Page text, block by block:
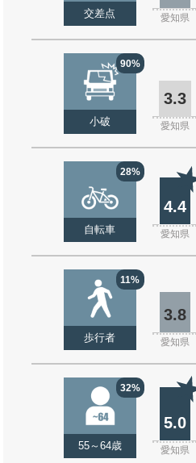
交差点 愛知県
90%
小破
3.3
愛知県
28%
自転車
4.4
愛知県
11%
歩行者
3.8
愛知県
32%
55～64歳
5.0
愛知県